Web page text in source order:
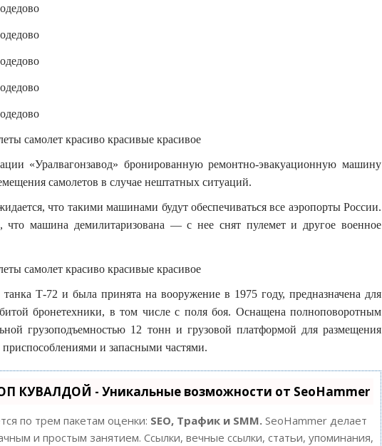
«Уралвагонзавод» бронированную ремонтно-эвакуационную машину
самолетов в случае нештатных ситуаций.
что такими машинами будут обеспечиваться все аэропорты России.
что машина демилитаризована — с нее снят пулемет и другое военное
Т-72 и была принята на вооружение в 1975 году, предназначена для
бронетехники, в том числе с поля боя. Оснащена полноповоротным
грузоподъемностью 12 тонн и грузовой платформой для размещения
и запасными частями.
КУВАЛДОЙ - Уникальные возможности от SeoHammer
по трем пакетам оценки: SEO, Трафик и SMM. SeoHammer делает
и простым занятием. Ссылки, вечные ссылки, статьи, упоминания,